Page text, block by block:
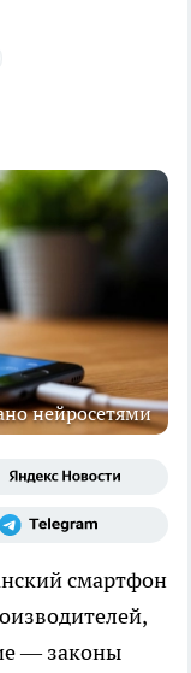
нейросетями
смартфон
— законы